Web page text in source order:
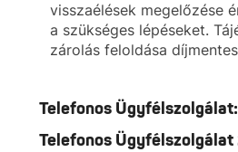
visszaélések megelőzése
a szükséges lépéseket.
zárolás feloldása
Telefonos Ügyfélszolgálat:
Telefonos Ügyfélszolgálat